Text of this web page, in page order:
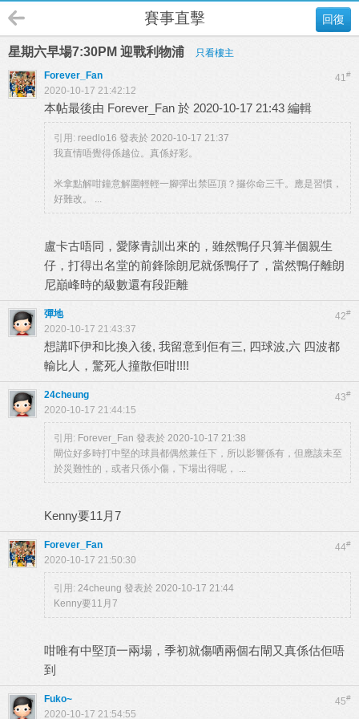
回復
賽事直擊
星期六早場7:30PM 迎戰利物浦 只看樓主
41#
Forever_Fan
2020-10-17 21:42:12
本帖最後由 Forever_Fan 於 2020-10-17 21:43 編輯
引用: reedlo16 發表於 2020-10-17 21:37
我直情唔覺得係越位。真係好彩。
米拿點解咁鐘意解圍輕輕一腳彈出禁區頂？攞你命三千。應是習慣，
好難改。 ...
盧卡古唔同，愛隊青訓出來的，雖然鴨仔只算半個親生
仔，打得出名堂的前鋒除朗尼就係鴨仔了，當然鴨仔離朗
尼巔峰時的級數還有段距離
42#
彈地
2020-10-17 21:43:37
想講吓伊和比換入後, 我留意到佢有三, 四球波,六 四波都
輸比人，驚死人撞散佢咁!!!!
43#
24cheung
2020-10-17 21:44:15
引用: Forever_Fan 發表於 2020-10-17 21:38
閘位好多時打中堅的球員都偶然兼任下，所以影響係有，但應該未至
於災難性的，或者只係小傷，下場出得呢， ...
Kenny要11月7
44#
Forever_Fan
2020-10-17 21:50:30
引用: 24cheung 發表於 2020-10-17 21:44
Kenny要11月7
咁唯有中堅頂一兩場，季初就傷哂兩個右閘又真係估佢唔
到
45#
Fuko~
2020-10-17 21:54:55